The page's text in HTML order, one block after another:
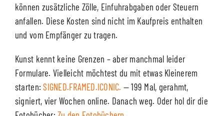
können zusätzliche Zölle, Einfuhrabgaben oder Steuern
anfallen. Diese Kosten sind nicht im Kaufpreis enthalten
und vom Empfänger zu tragen.
Kunst kennt keine Grenzen – aber manchmal leider
Formulare. Vielleicht möchtest du mit etwas Kleinerem
starten:SIGNED.FRAMED.ICONIC. — 199 Mal, gerahmt,
signiert, vier Wochen online. Danach weg. Oder hol dir die